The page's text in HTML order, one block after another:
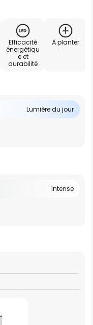
Efficacité
énergétiqu
e et
durabilité
À planter
Lumière du jour
Intense